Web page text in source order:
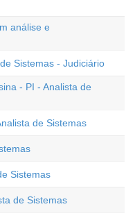
análise e
Sistemas - Judiciário
- PI - Analista de
de Sistemas
Sistemas
de Sistemas